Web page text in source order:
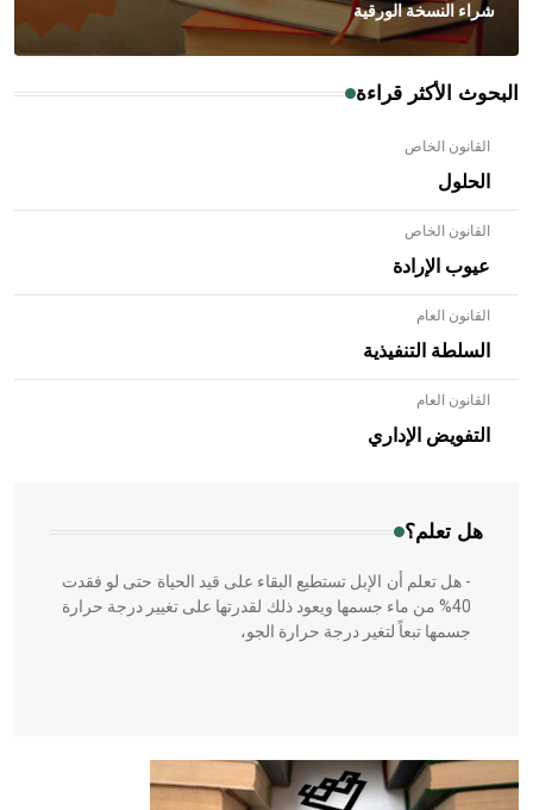
شراء النسخة الورقية
البحوث الأكثر قراءة
القانون الخاص
الحلول
القانون الخاص
عيوب الإرادة
القانون العام
السلطة التنفيذية
القانون العام
التفويض الإداري
هل تعلم؟
- هل تعلم أن الأبلق نوع من الفنون الهندسية التي ارتبطت
بالعمارة الإسلامية في بلاد الشام ومصر خاصة، حيث يحرص
المعمار على بناء مداميكه وخاصة في الواجهات
- هل تعلم أن الإبل تستطيع البقاء على قيد الحياة حتى لو فقدت
40% من ماء جسمها ويعود ذلك لقدرتها على تغيير درجة حرارة
جسمها تبعاً لتغير درجة حرارة الجو،
- هل تعلم أن أبقراط كتب في الطب أربعة مؤلفات هي:
الحكم، الأدلة، تنظيم التغذية، ورسالته في جروح الرأس. ويعود